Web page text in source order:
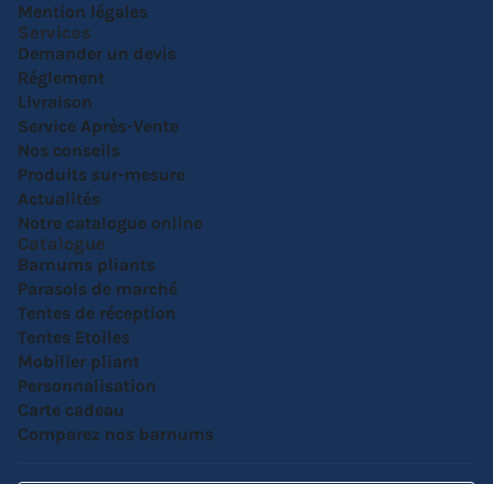
Mention légales
Services
Demander un devis
Réglement
Livraison
Service Après-Vente
Nos conseils
Produits sur-mesure
Actualités
Notre catalogue online
Catalogue
Barnums pliants
Parasols de marché
Tentes de réception
Tentes Etoiles
Mobilier pliant
Personnalisation
Carte cadeau
Comparez nos barnums